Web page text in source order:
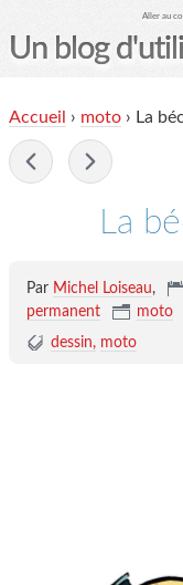
Aller au
Un blog
Accueil › moto › La
La
Par Michel Loiseau,
permanent
moto
dessin
moto